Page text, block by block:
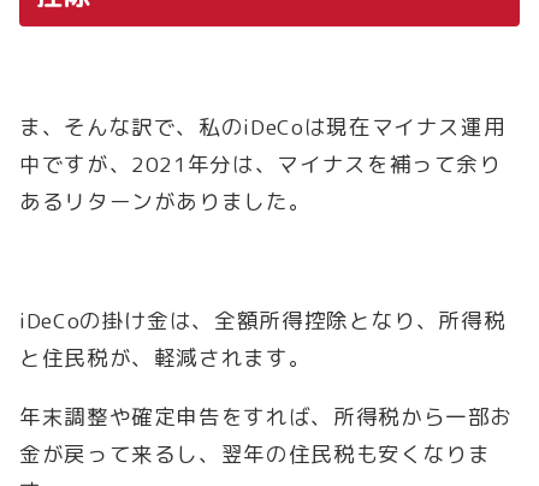
ま、そんな訳で、私のiDeCoは現在マイナス運用
中ですが、2021年分は、マイナスを補って余り
あるリターンがありました。
iDeCoの掛け金は、全額所得控除となり、所得税
と住民税が、軽減されます。
年末調整や確定申告をすれば、所得税から一部お
金が戻って来るし、翌年の住民税も安くなりま